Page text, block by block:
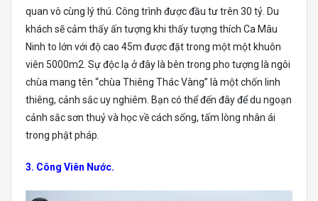
quan vô cùng lý thú. Công trình được đầu tư trên 30 tỷ. Du
khách sẽ cảm thấy ấn tượng khi thấy tượng thích Ca Mâu
Ninh to lớn với độ cao 45m được đặt trong một một khuôn
viên 5000m2. Sự độc lạ ở đây là bên trong pho tượng là ngôi
chùa mang tên “chùa Thiêng Thác Vàng” là một chốn linh
thiêng, cảnh sắc uy nghiêm. Bạn có thể đến đây để du ngoạn
cảnh sắc sơn thuỷ và học về cách sống, tấm lòng nhân ái
trong phật pháp.
3. Công Viên Nước.